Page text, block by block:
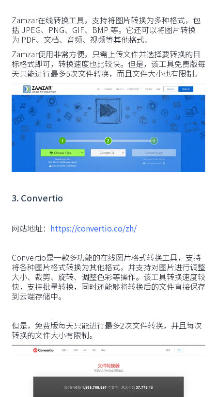
Zamzar在线转换工具，支持将图片转换为多种格式，包
括 JPEG、PNG、GIF、BMP 等。它还可以将图片转换
为 PDF、文档、音频、视频等其他格式。
Zamzar使用非常方便，只需上传文件并选择要转换的目
标格式即可，转换速度也比较快。但是，该工具免费版每
天只能进行最多5次文件转换，而且文件大小也有限制。
3. Convertio
网站地址： https://convertio.co/zh/
Convertio是一款多功能的在线图片格式转换工具，支持
将各种图片格式转换为其他格式，并支持对图片进行调整
大小、裁剪、旋转、调整色彩等操作。该工具转换速度较
快，支持批量转换，同时还能够将转换后的文件直接保存
到云端存储中。
但是，免费版每天只能进行最多2次文件转换，并且每次
转换的文件大小有限制。